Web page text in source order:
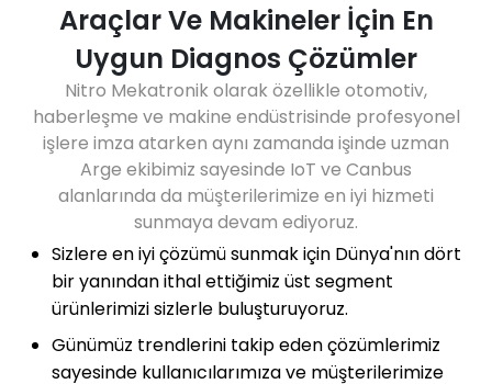
Araçlar Ve Makineler İçin En
Uygun Diagnos Çözümler
Nitro Mekatronik olarak özellikle otomotiv,
haberleşme ve makine endüstrisinde profesyonel
işlere imza atarken aynı zamanda işinde uzman
Arge ekibimiz sayesinde IoT ve Canbus
alanlarında da müşterilerimize en iyi hizmeti
sunmaya devam ediyoruz.
Sizlere en iyi çözümü sunmak için Dünya'nın dört
bir yanından ithal ettiğimiz üst segment
ürünlerimizi sizlerle buluşturuyoruz.
Günümüz trendlerini takip eden çözümlerimiz
sayesinde kullanıcılarımıza ve müşterilerimize